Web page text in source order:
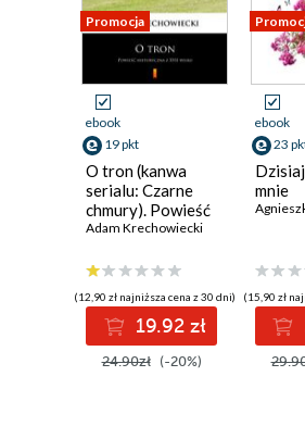
Promocja
ebook
19 pkt
O tron (kanwa
serialu: Czarne
chmury). Powieść
historyczna z XVII
Adam Krechowiecki
(12,90 zł najniższa cena z 30 dni)
19.92 zł
24.90zł (-20%)
ebook
23
mnie
(15,90 zł